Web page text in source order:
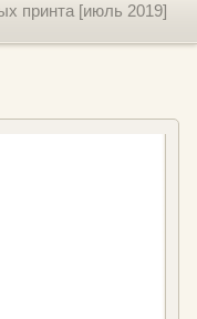
принта [июль 2019]